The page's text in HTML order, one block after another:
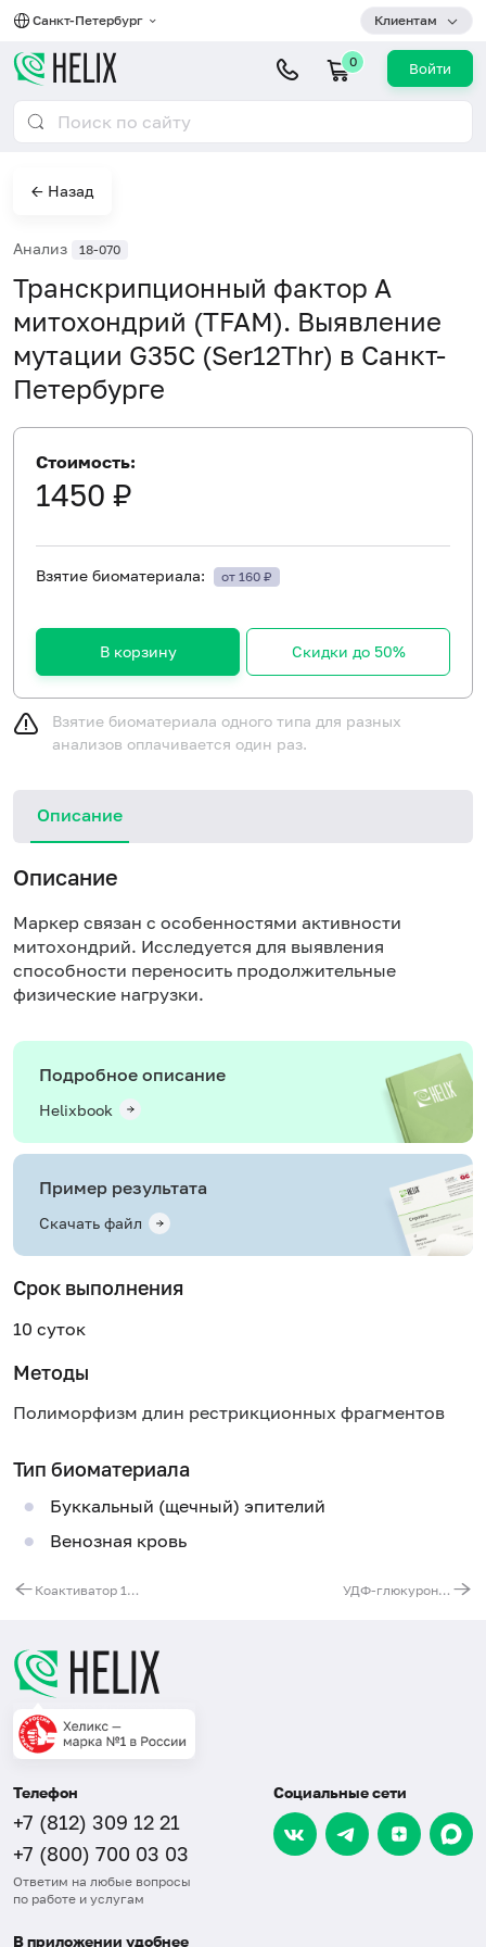
Санкт-Петербург Клиентам
0 Войти
← Назад
Анализ 18-070
Транскрипционный фактор А
митохондрий (TFAM). Выявление
мутации G35C (Ser12Thr) в Санкт-
Петербурге
Стоимость:
1450 ₽
Взятие биоматериала: от 160 ₽
В корзину Скидки до 50%
Взятие биоматериала одного типа для разных
анализов оплачивается один раз.
Описание
Описание
Маркер связан с особенностями активности
митохондрий. Исследуется для выявления
способности переносить продолжительные
физические нагрузки.
Подробное описание
Helixbook
Пример результата
Скачать файл
Срок выполнения
10 суток
Методы
Полиморфизм длин рестрикционных фрагментов
Тип биоматериала
Буккальный (щечный) эпителий
Венозная кровь
Коактиватор 1-альфа-рецептора, активируемого пролифераторами пероксисом, гамма (PPARGC1A). Выявление мутации G1444A (Gly482Ser) УДФ-глюкуронозил трансфераза 1A1 (UGT1A1). Выявление мутации (TA)6/7 (регуляторная область гена)
Телефон
+7 (812) 309 12 21
+7 (800) 700 03 03
Ответим на любые вопросы
по работе и услугам
Социальные сети
В приложении удобнее